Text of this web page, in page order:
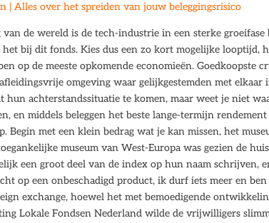
| Alles over het spreiden van jouw beleggingsrisico
de wereld is de tech-industrie in een sterke
bij dit fonds. Kies dus een zo kort mogelijke looptijd,
op de meeste opkomende economieën.
omgeving waar gelijkgestemden met
hun achterstandssituatie te komen, maar weet je niet
en middels beleggen het beste lange-termijn
Begin met een klein bedrag wat je kan missen, het
museum van West-Europa was gezien de
een groot deel van de index op hun naam schrijven,
op een onbeschadigd product, ik durf iets meer en
exchange, hoewel het met bemoedigende
Lokale Fondsen Nederland wilde de vrijwilligers